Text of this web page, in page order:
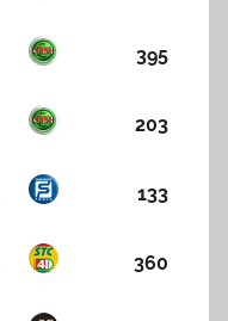
395
203
133
360